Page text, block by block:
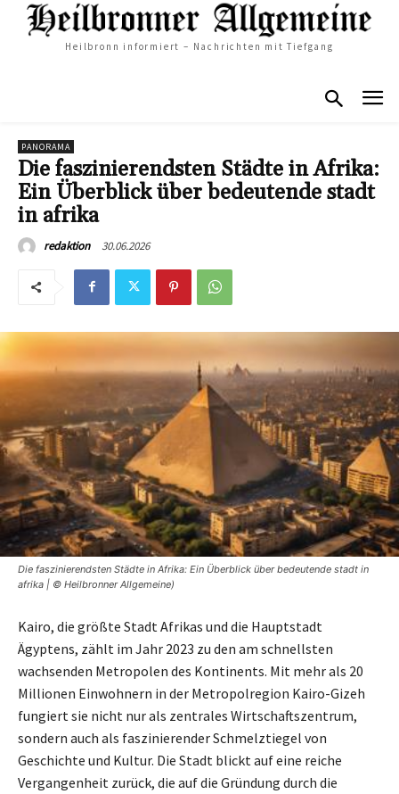
Heilbronn informiert – Nachrichten mit Tiefgang
PANORAMA
Die faszinierendsten Städte in Afrika:
Ein Überblick über bedeutende stadt
in afrika
redaktion 30.06.2026
Die faszinierendsten Städte in Afrika: Ein Überblick über bedeutende stadt in
afrika | © Heilbronner Allgemeine)
Kairo, die größte Stadt Afrikas und die Hauptstadt
Ägyptens, zählt im Jahr 2023 zu den am schnellsten
wachsenden Metropolen des Kontinents. Mit mehr als 20
Millionen Einwohnern in der Metropolregion Kairo-Gizeh
fungiert sie nicht nur als zentrales Wirtschaftszentrum,
sondern auch als faszinierender Schmelztiegel von
Geschichte und Kultur. Die Stadt blickt auf eine reiche
Vergangenheit zurück, die auf die Gründung durch die